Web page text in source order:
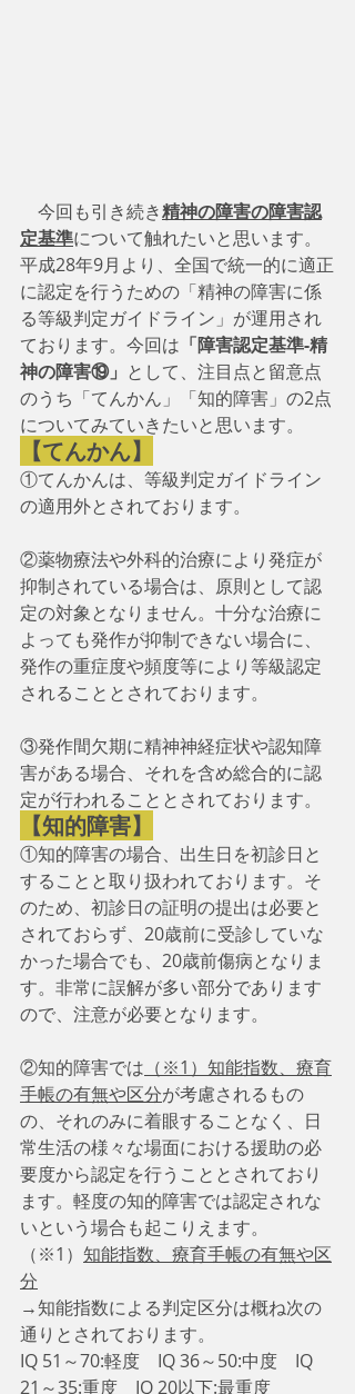
今回も引き続き精神の障害の障害認
定基準について触れたいと思います。
平成28年9月より、全国で統一的に適正
に認定を行うための「精神の障害に係
る等級判定ガイドライン」が運用され
ております。今回は 「障害認定基準-精
神の障害⑲」 として、注目点と留意点
のうち「てんかん」「知的障害」の2点
についてみていきたいと思います。
【てんかん】
①てんかんは、等級判定ガイドライン
の適用外とされております。
②薬物療法や外科的治療により発症が
抑制されている場合は、原則として認
定の対象となりません。十分な治療に
よっても発作が抑制できない場合に、
発作の重症度や頻度等により等級認定
されることとされております。
③発作間欠期に精神神経症状や認知障
害がある場合、それを含め総合的に認
定が行われることとされております。
【知的障害】
①知的障害の場合、出生日を初診日と
することと取り扱われております。そ
のため、初診日の証明の提出は必要と
されておらず、20歳前に受診していな
かった場合でも、20歳前傷病となりま
す。非常に誤解が多い部分であります
ので、注意が必要となります。
②知的障害では （※1）知能指数、療育
手帳の有無や区分が考慮されるもの
の、それのみに着眼することなく、日
常生活の様々な場面における援助の必
要度から認定を行うこととされており
ます。軽度の知的障害では認定されな
いという場合も起こりえます。
（※1） 知能指数、療育手帳の有無や区
分
→知能指数による判定区分は概ね次の
通りとされております。
IQ 51～70:軽度　IQ 36～50:中度　IQ
21～35:重度　IQ 20以下:最重度